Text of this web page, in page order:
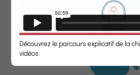
NOS
Découvrez le parcours explicatif de la
vidéos